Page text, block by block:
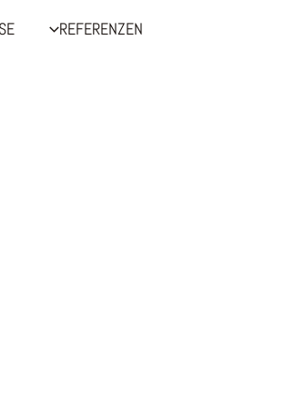
REFERENZEN